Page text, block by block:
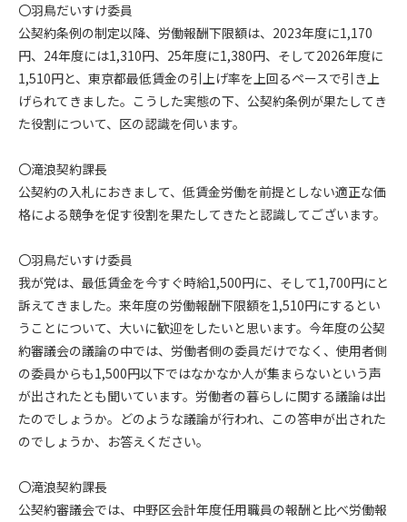
〇羽鳥だいすけ委員
公契約条例の制定以降、労働報酬下限額は、2023年度に1,170
円、24年度には1,310円、25年度に1,380円、そして2026年度に
1,510円と、東京都最低賃金の引上げ率を上回るペースで引き上
げられてきました。こうした実態の下、公契約条例が果たしてき
た役割について、区の認識を伺います。
〇滝浪契約課長
公契約の入札におきまして、低賃金労働を前提としない適正な価
格による競争を促す役割を果たしてきたと認識してございます。
〇羽鳥だいすけ委員
我が党は、最低賃金を今すぐ時給1,500円に、そして1,700円にと
訴えてきました。来年度の労働報酬下限額を1,510円にするとい
うことについて、大いに歓迎をしたいと思います。今年度の公契
約審議会の議論の中では、労働者側の委員だけでなく、使用者側
の委員からも1,500円以下ではなかなか人が集まらないという声
が出されたとも聞いています。労働者の暮らしに関する議論は出
たのでしょうか。どのような議論が行われ、この答申が出された
のでしょうか、お答えください。
〇滝浪契約課長
公契約審議会では、中野区会計年度任用職員の報酬と比べ労働報